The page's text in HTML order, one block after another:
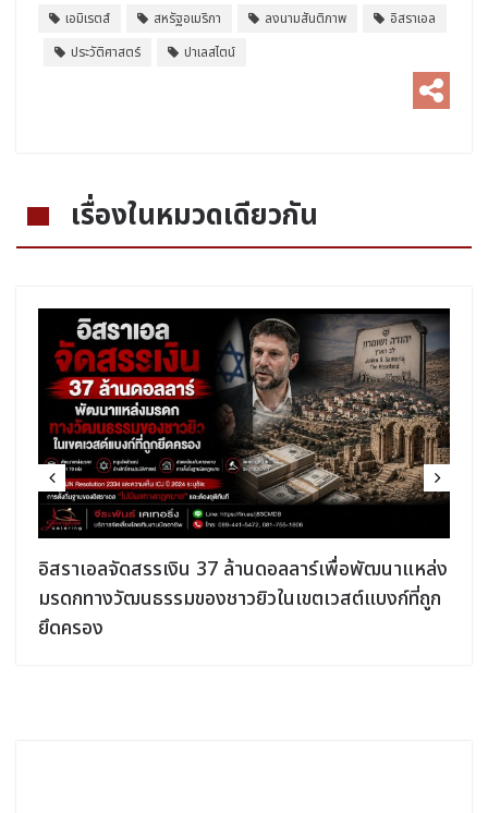
เอมิเรตส์ สหรัฐอเมริกา ลงนามสันติภาพ
อิสราเอล
ประวัติศาสตร์
ปาเลสไตน์
เรื่องในหมวดเดียวกัน
อิสราเอลจัดสรรเงิน 37 ล้านดอลลาร์เพื่อพัฒนาแหล่ง
มรดกทางวัฒนธรรมของชาวยิวในเขตเวสต์แบงก์ที่ถูก
ยึดครอง